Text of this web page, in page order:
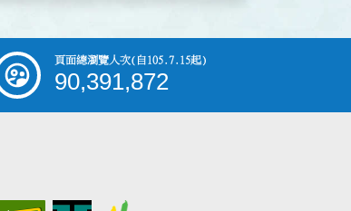
頁面總瀏覽人次(自105.7.15起)
90,391,872